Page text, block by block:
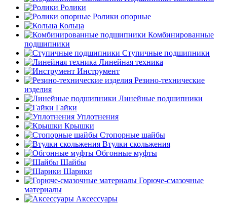
Ролики
Ролики опорные
Кольца
Комбинированные
подшипники
Ступичные подшипники
Линейная техника
Инструмент
Резино-технические
изделия
Линейные подшипники
Гайки
Уплотнения
Крышки
Стопорные шайбы
Втулки скольжения
Обгонные муфты
Шайбы
Шарики
Горюче-смазочные
материалы
Аксессуары